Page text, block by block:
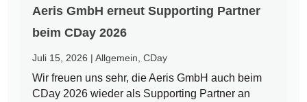
Aeris GmbH erneut Supporting Partner
beim CDay 2026
Juli 15, 2026 |Allgemein ,CDay
Wir freuen uns sehr, die Aeris GmbH auch beim
CDay 2026 wieder als Supporting Partner an